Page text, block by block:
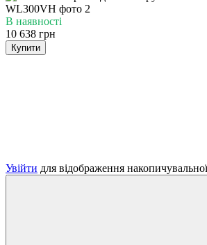
В наявності
10 638 грн
Купити
Увійти для відображення